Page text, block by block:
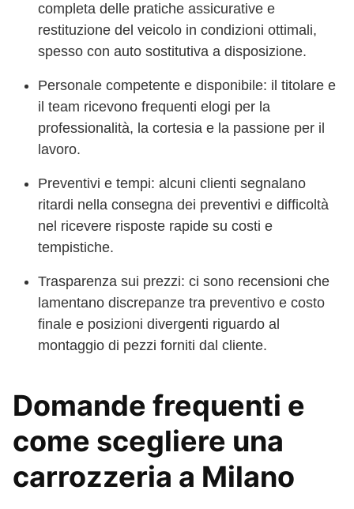
completa delle pratiche assicurative e
restituzione del veicolo in condizioni ottimali,
spesso con auto sostitutiva a disposizione.
Personale competente e disponibile: il titolare e
il team ricevono frequenti elogi per la
professionalità, la cortesia e la passione per il
lavoro.
Preventivi e tempi: alcuni clienti segnalano
ritardi nella consegna dei preventivi e difficoltà
nel ricevere risposte rapide su costi e
tempistiche.
Trasparenza sui prezzi: ci sono recensioni che
lamentano discrepanze tra preventivo e costo
finale e posizioni divergenti riguardo al
montaggio di pezzi forniti dal cliente.
Domande frequenti e
come scegliere una
carrozzeria a Milano